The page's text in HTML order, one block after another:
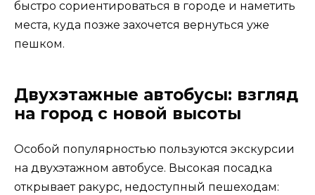
быстро сориентироваться в городе и наметить
места, куда позже захочется вернуться уже
пешком.
Двухэтажные автобусы: взгляд
на город с новой высоты
Особой популярностью пользуются экскурсии
на двухэтажном автобусе. Высокая посадка
открывает ракурс, недоступный пешеходам: